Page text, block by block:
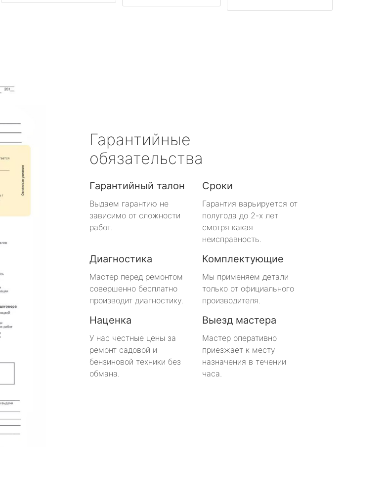
Гарантийные
обязательства
Гарантийный талон
Выдаем гарантию не
зависимо от сложности
работ.
Сроки
Гарантия варьируется от
полугода до 2-х лет
смотря какая
неисправность.
Диагностика
Мастер перед ремонтом
совершенно бесплатно
производит диагностику.
Комплектующие
Мы применяем детали
только от официального
производителя.
Наценка
У нас честные цены за
ремонт садовой и
бензиновой техники без
обмана.
Выезд мастера
Мастер оперативно
приезжает к месту
назначения в течении
часа.